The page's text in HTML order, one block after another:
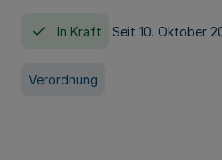
In Kraft Seit 10. Oktober
Verordnung